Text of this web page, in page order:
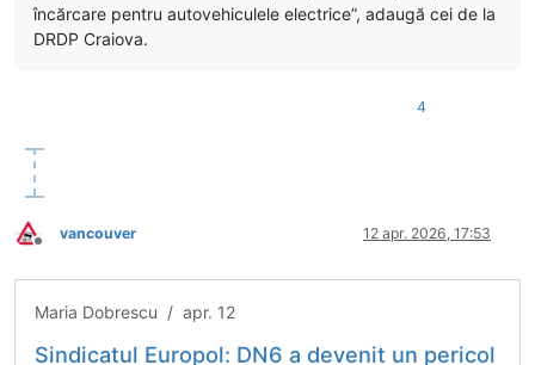
încărcare pentru autovehiculele electrice”, adaugă cei de la
DRDP Craiova.
4
Deconectat
vancouver 12 apr. 2026, 17:53
Maria Dobrescu / apr. 12
Sindicatul Europol: DN6 a devenit un pericol